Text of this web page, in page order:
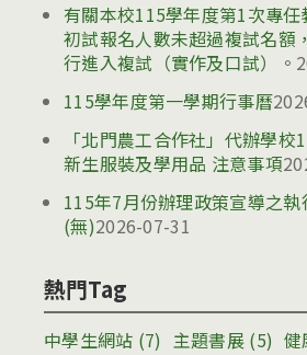
有關本校115學年度第1次專
初試報名人數未超過複試名額
行進入複試（實作及口試）。
115學年度第一學期行事曆
「北門農工合作社」代辦學校
新生服裝及學用品 注意事項
115年7月份辦理政策宣導之執
(無)2026-07-31
熱門Tag
中學生網站 (7) 主題書展(5) 健